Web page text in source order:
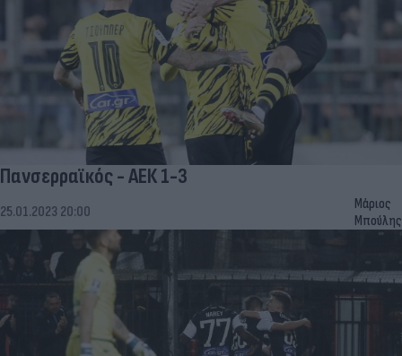
Πανσερραϊκός - ΑΕΚ 1-3
25.01.2023 20:00
Μάριος
Μπούλης